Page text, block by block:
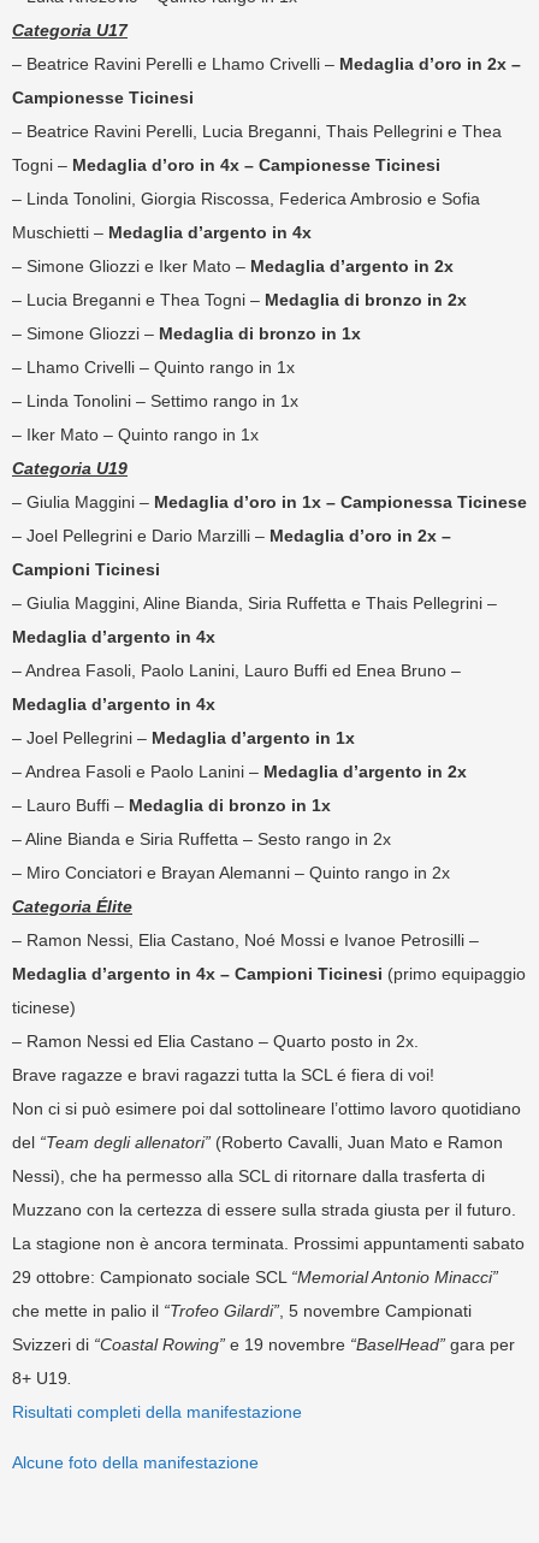
Categoria U17
– Beatrice Ravini Perelli e Lhamo Crivelli – Medaglia d’oro in 2x –
Campionesse Ticinesi
– Beatrice Ravini Perelli, Lucia Breganni, Thais Pellegrini e Thea
Togni – Medaglia d’oro in 4x – Campionesse Ticinesi
– Linda Tonolini, Giorgia Riscossa, Federica Ambrosio e Sofia
Muschietti – Medaglia d’argento in 4x
– Simone Gliozzi e Iker Mato – Medaglia d’argento in 2x
– Lucia Breganni e Thea Togni – Medaglia di bronzo in 2x
– Simone Gliozzi – Medaglia di bronzo in 1x
– Lhamo Crivelli – Quinto rango in 1x
– Linda Tonolini – Settimo rango in 1x
– Iker Mato – Quinto rango in 1x
Categoria U19
– Giulia Maggini – Medaglia d’oro in 1x – Campionessa Ticinese
– Joel Pellegrini e Dario Marzilli – Medaglia d’oro in 2x –
Campioni Ticinesi
– Giulia Maggini, Aline Bianda, Siria Ruffetta e Thais Pellegrini –
Medaglia d’argento in 4x
– Andrea Fasoli, Paolo Lanini, Lauro Buffi ed Enea Bruno –
Medaglia d’argento in 4x
– Joel Pellegrini – Medaglia d’argento in 1x
– Andrea Fasoli e Paolo Lanini – Medaglia d’argento in 2x
– Lauro Buffi – Medaglia di bronzo in 1x
– Aline Bianda e Siria Ruffetta – Sesto rango in 2x
– Miro Conciatori e Brayan Alemanni – Quinto rango in 2x
Categoria Élite
– Ramon Nessi, Elia Castano, Noé Mossi e Ivanoe Petrosilli –
Medaglia d’argento in 4x – Campioni Ticinesi (primo equipaggio
ticinese)
– Ramon Nessi ed Elia Castano – Quarto posto in 2x.
Brave ragazze e bravi ragazzi tutta la SCL é fiera di voi!
Non ci si può esimere poi dal sottolineare l’ottimo lavoro quotidiano
del “Team degli allenatori” (Roberto Cavalli, Juan Mato e Ramon
Nessi), che ha permesso alla SCL di ritornare dalla trasferta di
Muzzano con la certezza di essere sulla strada giusta per il futuro.
La stagione non è ancora terminata. Prossimi appuntamenti sabato
29 ottobre: Campionato sociale SCL “Memorial Antonio Minacci”
che mette in palio il “Trofeo Gilardi” , 5 novembre Campionati
Svizzeri di “Coastal Rowing” e 19 novembre “BaselHead” gara per
8+ U19
Risultati completi della manifestazione
Alcune foto della manifestazione